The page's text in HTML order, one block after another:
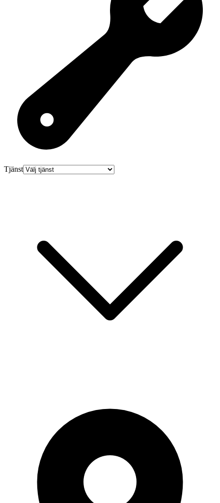
Tjänst